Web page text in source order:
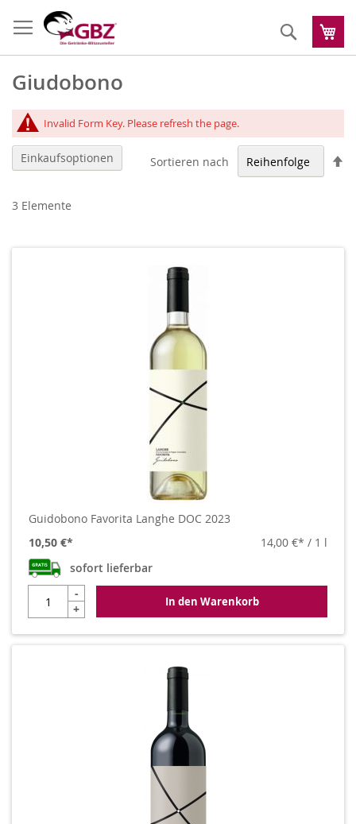
Inhalt
springen
Suche
Giudobono
Invalid Form Key. Please refresh the page.
3 Elemente
Sortieren nach
Guidobono Favorita Langhe DOC 2023
10,50 €
14,00 €
/ 1 l
sofort lieferbar
-
+
In den Warenkorb
Einkaufsoptionen